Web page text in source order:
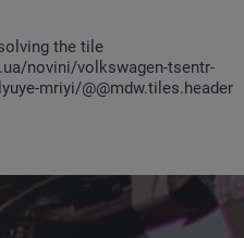
the tile
novini/volkswagen-tsentr-
mriyi/@@mdw.tiles.header